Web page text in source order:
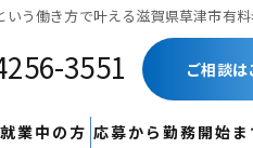
いう働き方で叶える滋賀県草津市有
3551 ご相談は
業中の方 応募から勤務開始